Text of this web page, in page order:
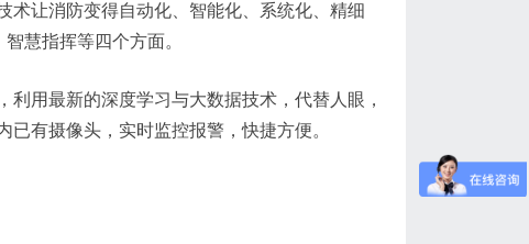
术让消防变得自动化、智能化、系统化、精细
慧指挥等四个方面。
用最新的深度学习与大数据技术，代替人眼，
有摄像头，实时监控报警，快捷方便。